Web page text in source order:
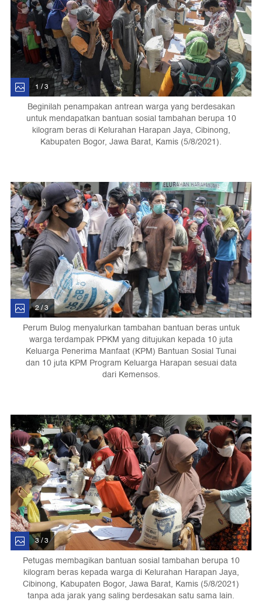
1 / 3
Beginilah penampakan antrean warga yang berdesakan
untuk mendapatkan bantuan sosial tambahan berupa 10
kilogram beras di Kelurahan Harapan Jaya, Cibinong,
Kabupaten Bogor, Jawa Barat, Kamis (5/8/2021).
2 / 3
Perum Bulog menyalurkan tambahan bantuan beras untuk
warga terdampak PPKM yang ditujukan kepada 10 juta
Keluarga Penerima Manfaat (KPM) Bantuan Sosial Tunai
dan 10 juta KPM Program Keluarga Harapan sesuai data
dari Kemensos.
3 / 3
Petugas membagikan bantuan sosial tambahan berupa 10
kilogram beras kepada warga di Kelurahan Harapan Jaya,
Cibinong, Kabupaten Bogor, Jawa Barat, Kamis (5/8/2021)
tanpa ada jarak yang saling berdesakan satu sama lain.